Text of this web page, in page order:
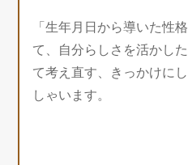
「生年月日から導いた性
て、自分らしさを活かした
て考え直す、きっかけに
しゃいます。